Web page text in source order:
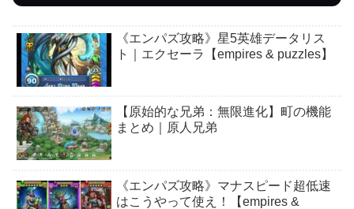
《エンパズ攻略》星5英雄データリス
ト｜エクセーラ【empires & puzzles】
【原始的な兄弟：無限進化】町の機能
まとめ｜原人兄弟
《エンパズ攻略》マナスピード超低速
はこうやって使え！【empires &